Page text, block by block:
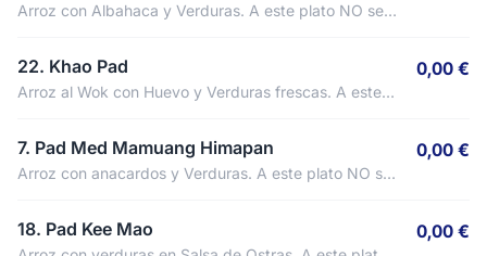
Arroz con Albahaca y Verduras. A este plato NO se
22. Khao Pad
Arroz al Wok con Huevo y Verduras frescas. A este
0,00 €
7. Pad Med Mamuang Himapan
Arroz con anacardos y Verduras. A este plato NO se
0,00 €
18. Pad Kee Mao 0,00 €